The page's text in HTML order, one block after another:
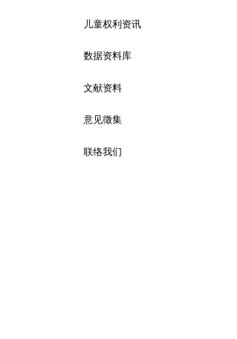
儿童权利资讯
数据资料库
文献资料
意见徵集
联络我们